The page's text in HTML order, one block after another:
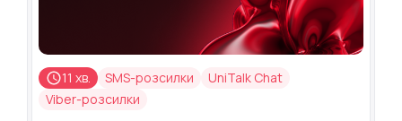
11 хв. SMS-розсилки
UniTalk Chat
Viber-розсилки